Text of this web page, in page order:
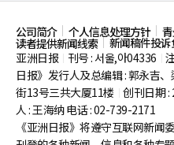
公司简介 个人信息处理方针
读者提供新闻线索
新闻稿件投诉
亚洲日报
刊号 : 서울,아04336
日报》发行人及总编辑 : 郭永吉
街13号三共大厦11楼 创刊日期 :
人 : 王海纳 电话 : 02-739-2171
《亚洲日报》将遵守互联网新闻